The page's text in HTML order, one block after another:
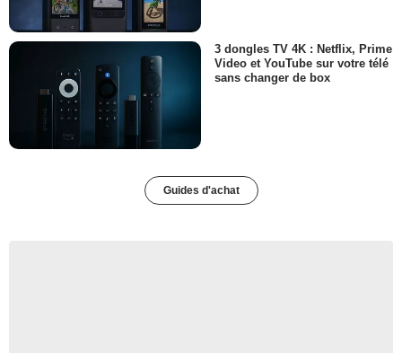
3 dongles TV 4K : Netflix, Prime
Video et YouTube sur votre télé
sans changer de box
Guides d'achat